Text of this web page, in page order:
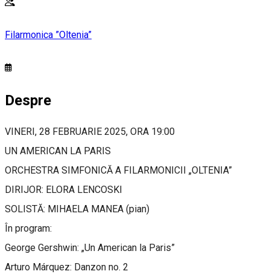
Filarmonica ”Oltenia”
Despre
VINERI, 28 FEBRUARIE 2025, ORA 19:00
UN AMERICAN LA PARIS
ORCHESTRA SIMFONICĂ A FILARMONICII „OLTENIA”
DIRIJOR: ELORA LENCOSKI
SOLISTĂ: MIHAELA MANEA (pian)
În program:
George Gershwin: „Un American la Paris”
Arturo Márquez: Danzon no. 2